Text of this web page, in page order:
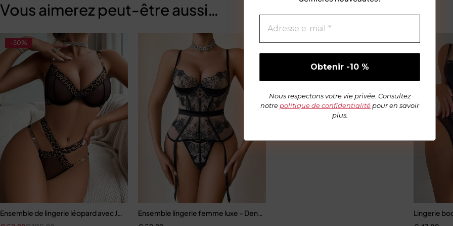
Nous respectons votre vie privée. Consultez
notre politique de confidentialité pour en savoir
plus.
Vous aimerez peut-être aussi…
vêtements de luxe
-50%
Ensemble de lingerie léopard avec JO Deux PiecesEnsemble lingerie femme luxe – Dentelle brodée avec armatures et effet push-up sculptant
-66%
Ensemble de sous-vêtements transparents pour
175,86
Lingerie